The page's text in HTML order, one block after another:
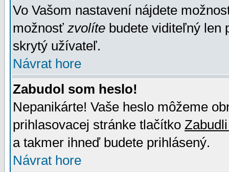
Vo Vašom nastavení nájdete
možnosť zvolíte budete viditeľný len
skrytý užívateľ.
Návrat hore
Zabudol som heslo!
Nepanikárte! Vaše heslo môžeme
prihlasovacej stránke tlačítko
a takmer ihneď budete prihlásený.
Návrat hore